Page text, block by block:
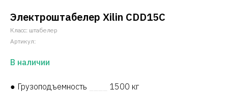
Электроштабелер Xilin CDD15C
Класс: штабелер
Артикул:
В наличии
● Грузоподъемность
1500 кг